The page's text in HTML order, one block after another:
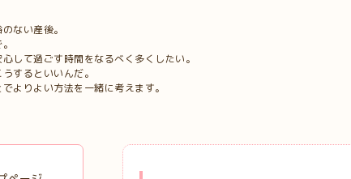
ない産後。
して過ごす時間をなるべく多くしたい。
するといいんだ。
よりよい方法を一緒に考えます。